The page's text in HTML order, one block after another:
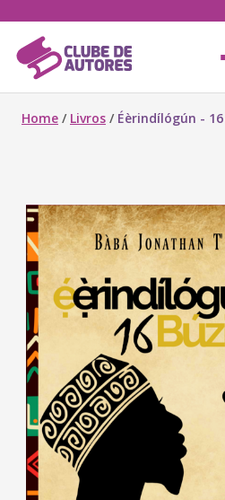
Home / Livros / Éèrindílógún -